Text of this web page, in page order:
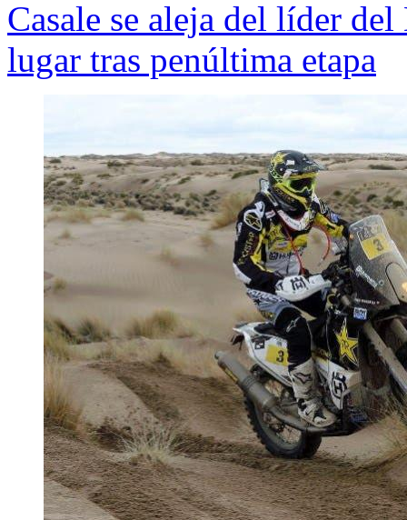
Casale se aleja del líder
lugar tras penúltima etapa